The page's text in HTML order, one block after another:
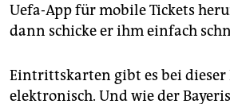
Uefa-App für mobile Tickets
dann schicke er ihm einfach
Eintrittskarten gibt es bei dieser
elektronisch. Und wie der